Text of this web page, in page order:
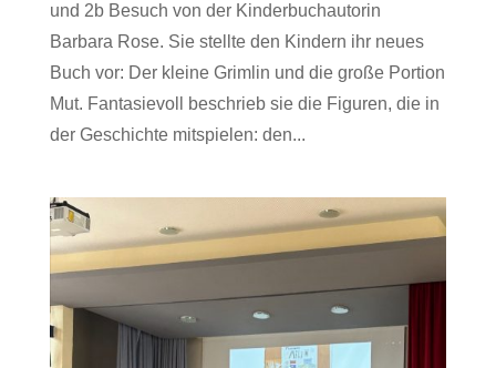
und 2b Besuch von der Kinderbuchautorin
Barbara Rose. Sie stellte den Kindern ihr neues
Buch vor: Der kleine Grimlin und die große Portion
Mut. Fantasievoll beschrieb sie die Figuren, die in
der Geschichte mitspielen: den...